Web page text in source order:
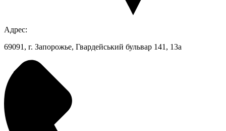
Адрес:
69091, г. Запорожье, Гвардейський бульвар 141, 13а